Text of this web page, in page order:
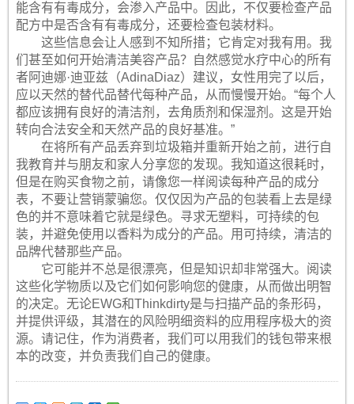
能含有有毒成分，会渗入产品中。因此，不仅要检查产品
配方中是否含有有毒成分，还要检查包装材料。
这些信息会让人感到不知所措；它肯定对我有用。我
们甚至如何开始清洁美容产品？自然感觉水疗中心的所有
者阿迪娜·迪亚兹（AdinaDiaz）建议，女性用完了以后，
应以天然的替代品替代每种产品，从而慢慢开始。“每个人
都应该拥有良好的清洁剂，去角质剂和保湿剂。这是开始
转向合法安全和天然产品的良好基准。”
在将所有产品丢弃到垃圾箱并重新开始之前，进行自
我教育并与朋友和家人分享您的发现。我知道这很耗时，
但是在购买食物之前，请像您一样阅读每种产品的成分
表，不要让营销蒙骗您。仅仅因为产品的包装看上去是绿
色的并不意味着它就是绿色。寻求无塑料，可持续的包
装，并避免使用以香料为成分的产品。用可持续，清洁的
品牌代替那些产品。
它可能并不总是很漂亮，但是知识却非常强大。阅读
这些化学物质以及它们如何影响您的健康，从而做出明智
的决定。无论EWG和Thinkdirty是与扫描产品的条形码，
并提供评级，其潜在的风险明细资料的应用程序极大的资
源。请记住，作为消费者，我们可以用我们的钱包带来根
本的改变，并负责我们自己的健康。